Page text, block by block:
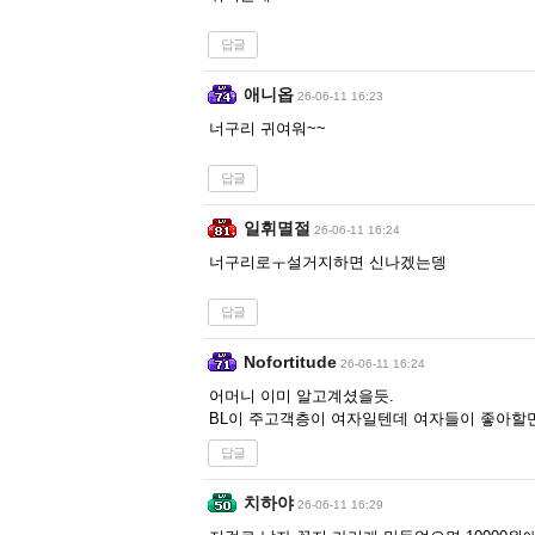
답글
애니옵 26-06-11 16:23
너구리 귀여워~~
답글
일휘멸절 26-06-11 16:24
너구리로ㅜ설거지하면 신나겠는뎅
답글
Nofortitude 26-06-11 16:24
어머니 이미 알고계셨을듯.
BL이 주고객층이 여자일텐데 여자들이 좋아할
답글
치하야 26-06-11 16:29